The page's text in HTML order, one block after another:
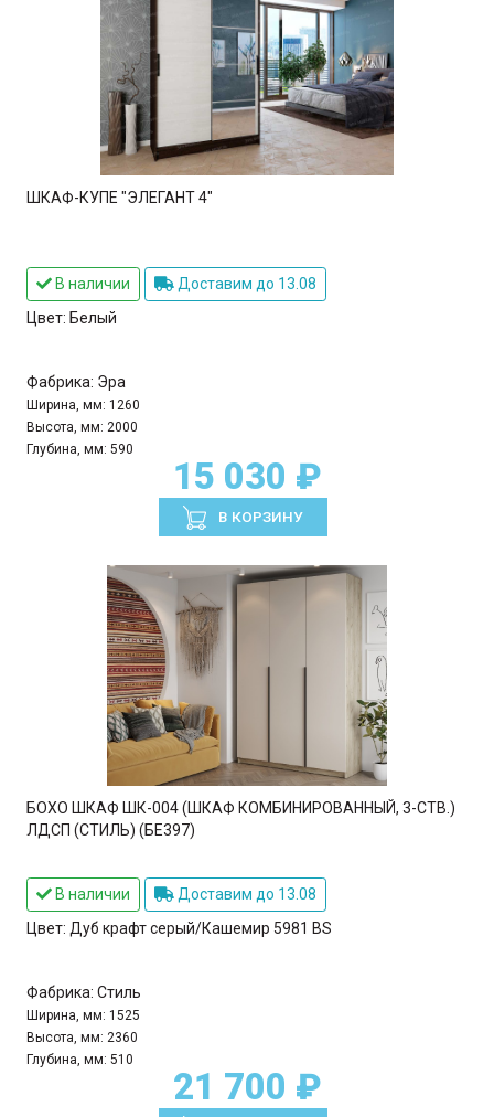
ШКАФ-КУПЕ "ЭЛЕГАНТ 4"
В наличии
Доставим до 13.08
Цвет: Белый
Фабрика: Эра
Ширина, мм: 1260
Высота, мм: 2000
Глубина, мм: 590
15 030 ₽
В КОРЗИНУ
БОХО ШКАФ ШК-004 (ШКАФ КОМБИНИРОВАННЫЙ, 3-СТВ.)
ЛДСП (СТИЛЬ) (БЕ397)
В наличии
Доставим до 13.08
Цвет: Дуб крафт серый/Кашемир 5981 BS
Фабрика: Стиль
Ширина, мм: 1525
Высота, мм: 2360
Глубина, мм: 510
21 700 ₽